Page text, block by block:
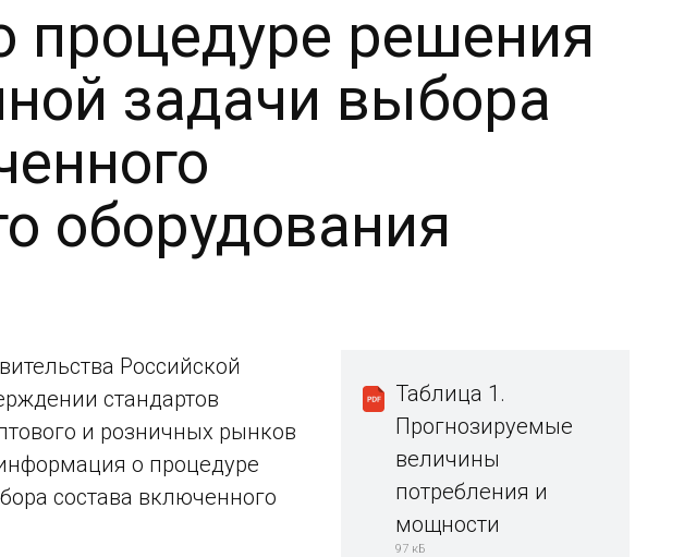
решения
задачи выбора
оборудования
Таблица 1.
Прогнозируемые
величины
потребления и
мощности
97 кБ
Российской
стандартов
и розничных рынков
о процедуре
состава включенного